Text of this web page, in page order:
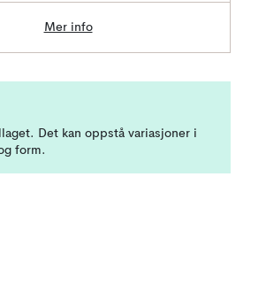
Mer info
Det kan oppstå variasjoner i
form.